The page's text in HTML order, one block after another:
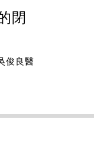
閉
俊良醫